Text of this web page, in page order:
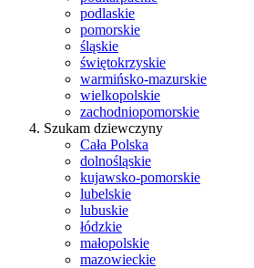
podlaskie
pomorskie
śląskie
świętokrzyskie
warmińsko-mazurskie
wielkopolskie
zachodniopomorskie
Szukam dziewczyny
Cała Polska
dolnośląskie
kujawsko-pomorskie
lubelskie
lubuskie
łódzkie
małopolskie
mazowieckie